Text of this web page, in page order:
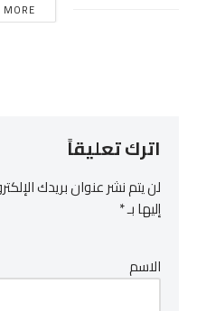
MORE
اترك تعليقاً
لن يتم نشر عنوان بريدك
إليها بـ*
الاسم